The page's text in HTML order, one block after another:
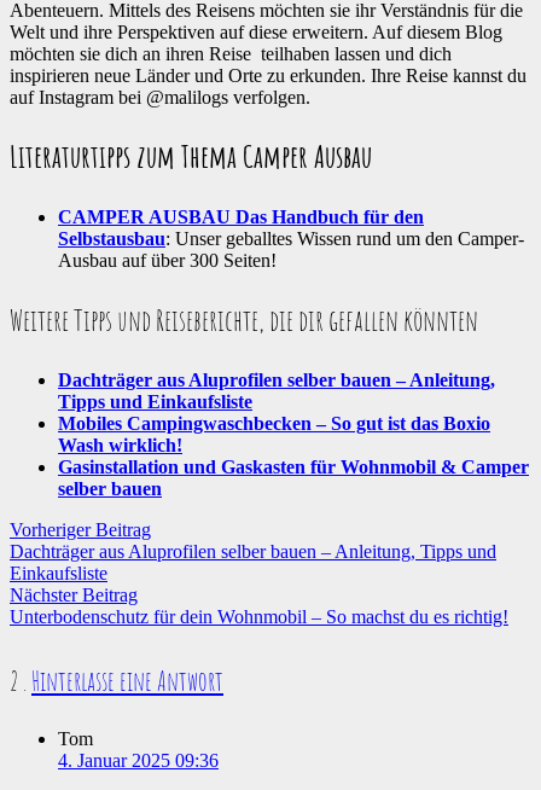
Abenteuern. Mittels des Reisens möchten sie ihr Verständnis für die
Welt und ihre Perspektiven auf diese erweitern. Auf diesem Blog
möchten sie dich an ihren Reise teilhaben lassen und dich
inspirieren neue Länder und Orte zu erkunden. Ihre Reise kannst du
auf Instagram bei @malilogs verfolgen.
Literaturtipps zum Thema Camper Ausbau
CAMPER AUSBAU Das Handbuch für den
Selbstausbau: Unser geballtes Wissen rund um den Camper-
Ausbau auf über 300 Seiten!
Weitere Tipps und Reiseberichte, die dir gefallen könnten
Dachträger aus Aluprofilen selber bauen – Anleitung,
Tipps und Einkaufsliste
Mobiles Campingwaschbecken – So gut ist das Boxio
Wash wirklich!
Gasinstallation und Gaskasten für Wohnmobil & Camper
selber bauen
Vorheriger Beitrag
Dachträger aus Aluprofilen selber bauen – Anleitung, Tipps und
Einkaufsliste
Nächster Beitrag
Unterbodenschutz für dein Wohnmobil – So machst du es richtig!
2 Kommentare
. Hinterlasse eine Antwort
Tom
4. Januar 2025 09:36